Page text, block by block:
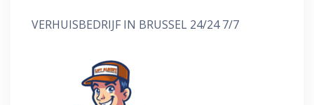
VERHUISBEDRIJF IN BRUSSEL 24/24 7/7